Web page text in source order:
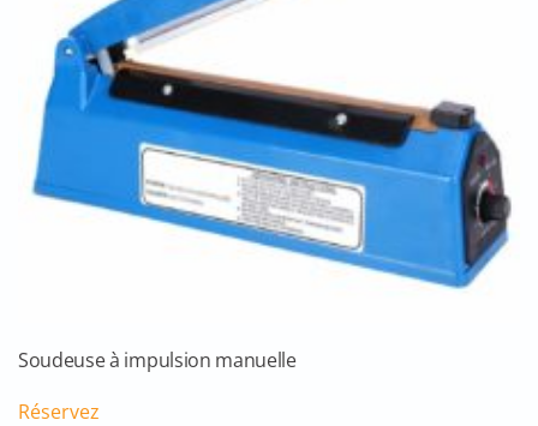
Soudeuse à impulsion manuelle
Réservez